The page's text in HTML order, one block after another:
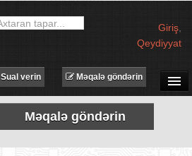
Giriş
Qeydiyyat
SUAL-CAVAB
TECHNET TV
MƏQALƏLƏR
Məqalə göndərin
Sual verin
Məqalə göndərin